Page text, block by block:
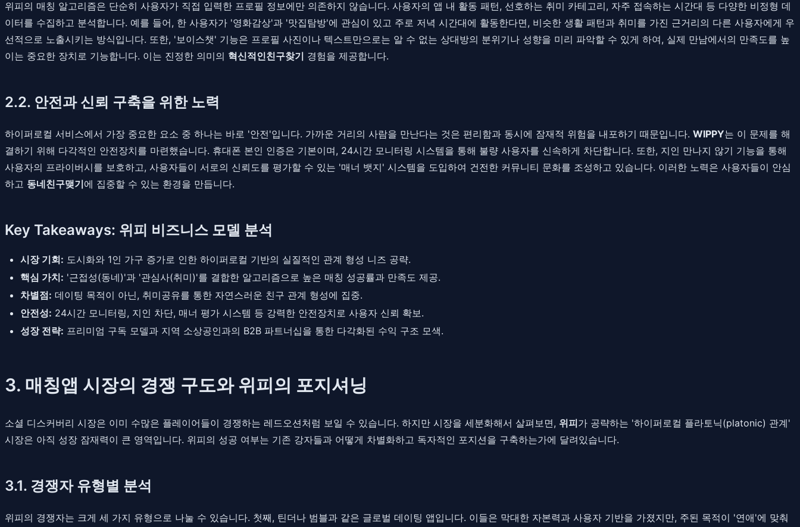
위피의 매칭 알고리즘은 단순히 사용자가 직접 입력한 프로필 정보에만 의존하지 않습니다. 사용자의 앱 내 활동 패턴, 선호하는 취미 카테고리, 자주 접속하는 시간대 등 다양한 비정형 데
이터를 수집하고 분석합니다. 예를 들어, 한 사용자가 '영화감상'과 '맛집탐방'에 관심이 있고 주로 저녁 시간대에 활동한다면, 비슷한 생활 패턴과 취미를 가진 근거리의 다른 사용자에게 우
선적으로 노출시키는 방식입니다. 또한, '보이스챗' 기능은 프로필 사진이나 텍스트만으로는 알 수 없는 상대방의 분위기나 성향을 미리 파악할 수 있게 하여, 실제 만남에서의 만족도를 높
이는 중요한 장치로 기능합니다. 이는 진정한 의미의 혁신적인친구찾기 경험을 제공합니다.
2.2. 안전과 신뢰 구축을 위한 노력
하이퍼로컬 서비스에서 가장 중요한 요소 중 하나는 바로 '안전'입니다. 가까운 거리의 사람을 만난다는 것은 편리함과 동시에 잠재적 위험을 내포하기 때문입니다. WIPPY는 이 문제를 해
결하기 위해 다각적인 안전장치를 마련했습니다. 휴대폰 본인 인증은 기본이며, 24시간 모니터링 시스템을 통해 불량 사용자를 신속하게 차단합니다. 또한, 지인 만나지 않기 기능을 통해
사용자의 프라이버시를 보호하고, 사용자들이 서로의 신뢰도를 평가할 수 있는 '매너 뱃지' 시스템을 도입하여 건전한 커뮤니티 문화를 조성하고 있습니다. 이러한 노력은 사용자들이 안심
하고 동네친구맺기에 집중할 수 있는 환경을 만듭니다.
Key Takeaways: 위피 비즈니스 모델 분석
시장 기회: 도시화와 1인 가구 증가로 인한 하이퍼로컬 기반의 실질적인 관계 형성 니즈 공략.
핵심 가치: '근접성(동네)'과 '관심사(취미)'를 결합한 알고리즘으로 높은 매칭 성공률과 만족도 제공.
차별점: 데이팅 목적이 아닌, 취미공유를 통한 자연스러운 친구 관계 형성에 집중.
안전성: 24시간 모니터링, 지인 차단, 매너 평가 시스템 등 강력한 안전장치로 사용자 신뢰 확보.
성장 전략: 프리미엄 구독 모델과 지역 소상공인과의 B2B 파트너십을 통한 다각화된 수익 구조 모색.
3. 매칭앱 시장의 경쟁 구도와 위피의 포지셔닝
소셜 디스커버리 시장은 이미 수많은 플레이어들이 경쟁하는 레드오션처럼 보일 수 있습니다. 하지만 시장을 세분화해서 살펴보면, 위피가 공략하는 '하이퍼로컬 플라토닉(platonic) 관계'
시장은 아직 성장 잠재력이 큰 영역입니다. 위피의 성공 여부는 기존 강자들과 어떻게 차별화하고 독자적인 포지션을 구축하는가에 달려있습니다.
3.1. 경쟁자 유형별 분석
위피의 경쟁자는 크게 세 가지 유형으로 나눌 수 있습니다. 첫째, 틴더나 범블과 같은 글로벌 데이팅 앱입니다. 이들은 막대한 자본력과 사용자 기반을 가졌지만, 주된 목적이 '연애'에 맞춰